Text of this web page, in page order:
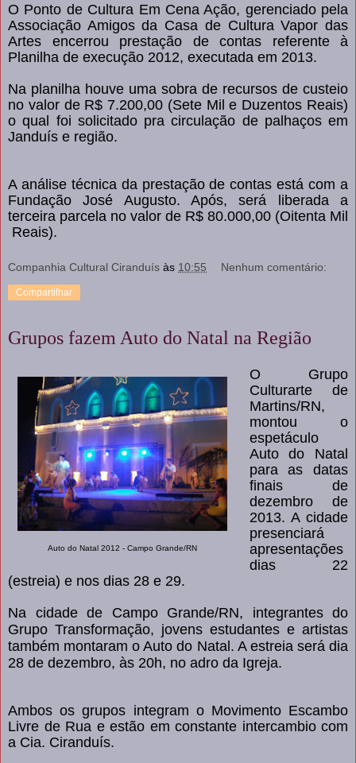
O Ponto de Cultura Em Cena Ação, gerenciado pela
Associação Amigos da Casa de Cultura Vapor das
Artes encerrou prestação de contas referente à
Planilha de execução 2012, executada em 2013.
Na planilha houve uma sobra de recursos de custeio
no valor de R$ 7.200,00 (Sete Mil e Duzentos Reais)
o qual foi solicitado pra circulação de palhaços em
Janduís e região.
A análise técnica da prestação de contas está com a
Fundação José Augusto. Após, será liberada a
terceira parcela no valor de R$ 80.000,00 (Oitenta Mil
Reais).
Companhia Cultural Ciranduís às 10:55 Nenhum comentário:
Compartilhar
Grupos fazem Auto do Natal na Região
Auto do Natal 2012 - Campo Grande/RN
O Grupo
Culturarte de
Martins/RN,
montou o
espetáculo
Auto do Natal
para as datas
finais de
dezembro de
2013. A cidade
presenciará
apresentações
dias 22
(estreia) e nos dias 28 e 29.
Na cidade de Campo Grande/RN, integrantes do
Grupo Transformação, jovens estudantes e artistas
também montaram o Auto do Natal. A estreia será dia
28 de dezembro, às 20h, no adro da Igreja.
Ambos os grupos integram o Movimento Escambo
Livre de Rua e estão em constante intercambio com
a Cia. Ciranduís.